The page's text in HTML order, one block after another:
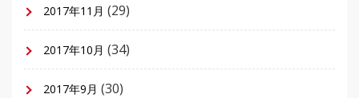
2017年11月 (29)
2017年10月 (34)
2017年9月 (30)